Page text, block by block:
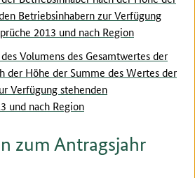
Betriebsinhabern zur Verfügung
2013 und nach Region
Volumens des Gesamtwertes der
der Höhe der Summe des Wertes der
Verfügung stehenden
und nach Region
zum Antragsjahr